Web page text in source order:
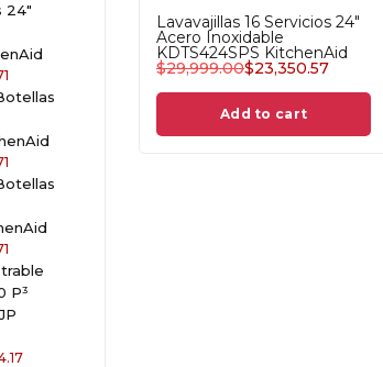
24"
P³
Lavavajillas 16 Servicios 24"
Acero Inoxidable
KDTS424SPS KitchenAid
$29,999.00$23,350.57
Add to cart